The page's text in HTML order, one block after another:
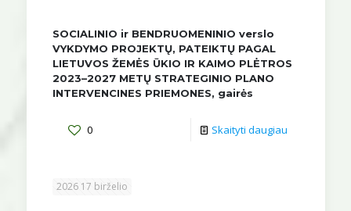
SOCIALINIO ir BENDRUOMENINIO verslo
VYKDYMO PROJEKTŲ, PATEIKTŲ PAGAL
LIETUVOS ŽEMĖS ŪKIO IR KAIMO PLĖTROS
2023–2027 METŲ STRATEGINIO PLANO
INTERVENCINES PRIEMONES, gairės
0 Skaityti daugiau
2026 17 birželio